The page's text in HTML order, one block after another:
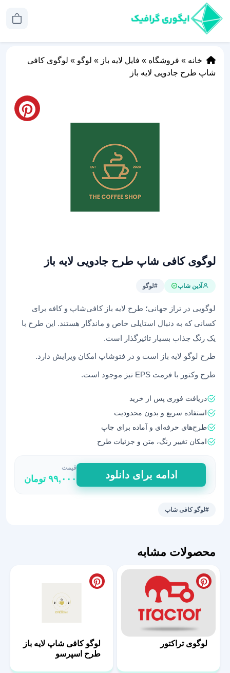
خانه » فروشگاه » فایل لایه باز » لوگو » لوگوی کافی
شاپ طرح جادویی لایه باز
لوگوی کافی شاپ طرح جادویی لایه باز
آذین شاپ #لوگو
لوگویی در تراز جهانی؛ طرح‌ لایه باز کافی‌شاپ و کافه برای
کسانی که به دنبال استایلی خاص و ماندگار هستند. این طرح با
یک رنگ جذاب بسیار تاثیرگذار است.
طرح لوگو لایه باز است و در فتوشاپ امکان ویرایش دارد.
طرح وکتور با فرمت EPS نیز موجود است.
دریافت فوری پس از خرید
استفاده سریع و بدون محدودیت
طرح‌های حرفه‌ای و آماده برای چاپ
امکان تغییر رنگ، متن و جزئیات طرح
لوگوی
کافی
شاپ
طرح
عدد
ادامه برای دانلود
قیمت
۹۹,۰۰۰ تومان
#لوگو کافی شاپ
محصولات مشابه
لوگوی تراکتور
لوگو کافی شاپ لایه باز
طرح اسپرسو